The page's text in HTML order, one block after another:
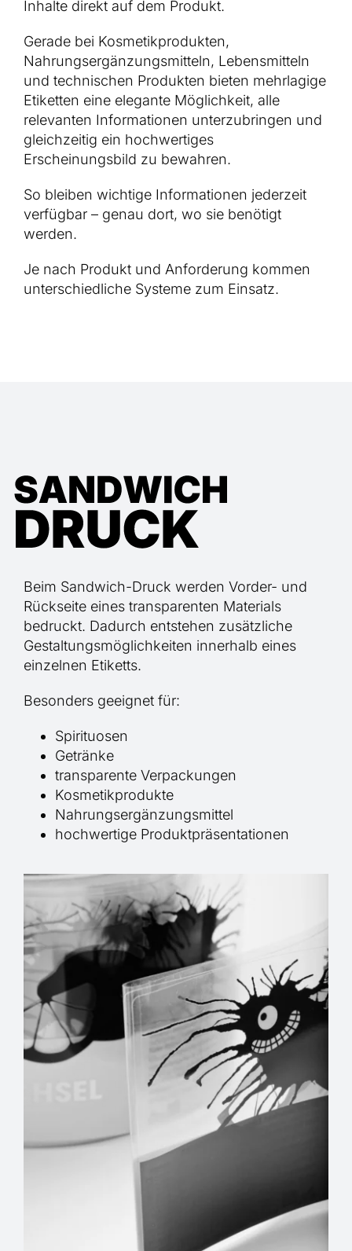
Inhalte direkt auf dem Produkt.
Gerade bei Kosmetikprodukten,
Nahrungsergänzungsmitteln, Lebensmitteln
und technischen Produkten bieten mehrlagige
Etiketten eine elegante Möglichkeit, alle
relevanten Informationen unterzubringen und
gleichzeitig ein hochwertiges
Erscheinungsbild zu bewahren.
So bleiben wichtige Informationen jederzeit
verfügbar – genau dort, wo sie benötigt
werden.
Je nach Produkt und Anforderung kommen
unterschiedliche Systeme zum Einsatz.
Beim Sandwich-Druck werden Vorder- und
Rückseite eines transparenten Materials
bedruckt. Dadurch entstehen zusätzliche
Gestaltungsmöglichkeiten innerhalb eines
einzelnen Etiketts.
Besonders geeignet für:
Spirituosen
Getränke
transparente Verpackungen
Kosmetikprodukte
Nahrungsergänzungsmittel
hochwertige Produktpräsentationen